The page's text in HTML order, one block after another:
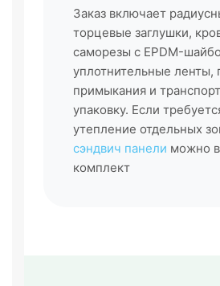
Заказ включает
торцевые заглушки,
саморезы с EPDM-
уплотнительные ленты,
примыкания и
упаковку. Если
утепление отдельных
сэндвич панели можно
комплект